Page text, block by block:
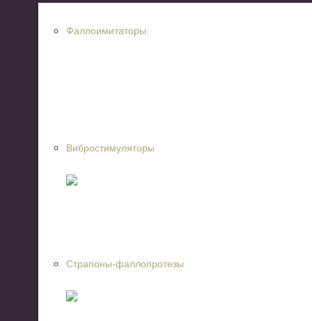
Фаллоимитаторы
Вибростимуляторы
Страпоны-фаллопротезы